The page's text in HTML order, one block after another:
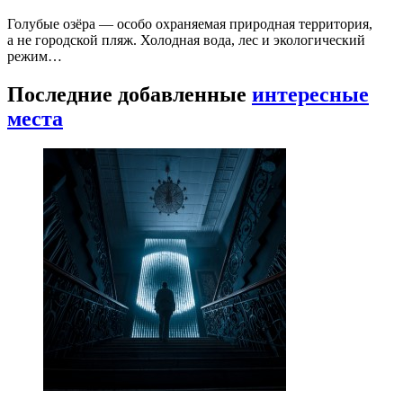
Голубые озёра — особо охраняемая природная территория,
а не городской пляж. Холодная вода, лес и экологический
режим…
Последние добавленные интересные
места